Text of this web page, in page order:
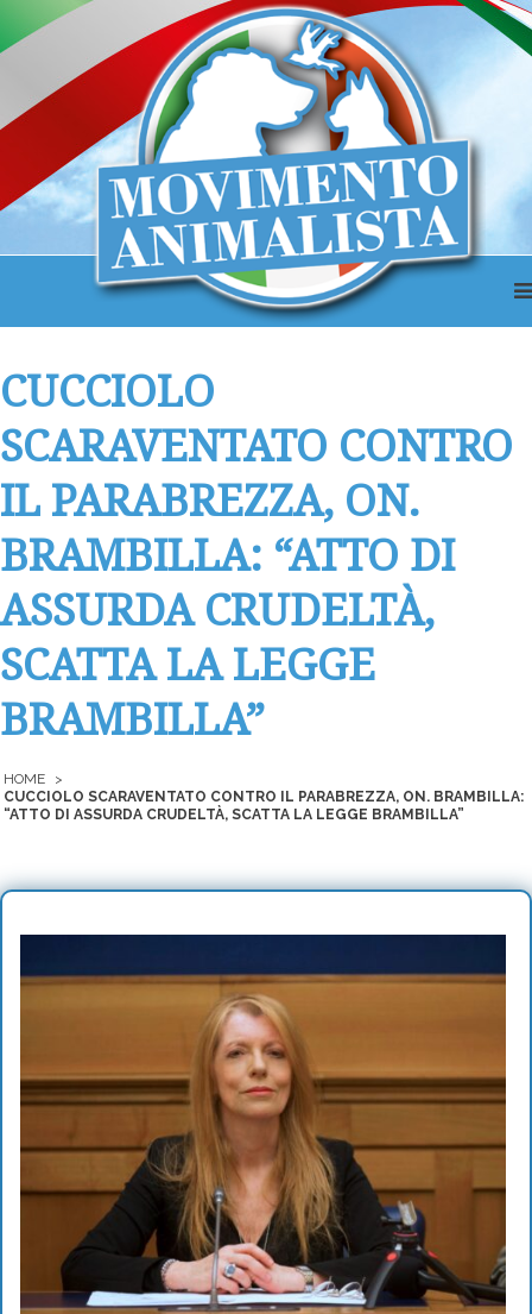
CUCCIOLO
SCARAVENTATO CONTRO
IL PARABREZZA, ON.
BRAMBILLA: “ATTO DI
ASSURDA CRUDELTÀ,
SCATTA LA LEGGE
BRAMBILLA”
HOME
>
CUCCIOLO SCARAVENTATO CONTRO IL PARABREZZA, ON. BRAMBILLA:
“ATTO DI ASSURDA CRUDELTÀ, SCATTA LA LEGGE BRAMBILLA”